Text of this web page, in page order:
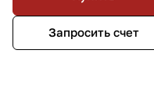
Запросить счет